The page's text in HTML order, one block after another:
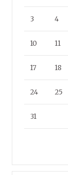
3 4
10 11
17 18
24 25
31